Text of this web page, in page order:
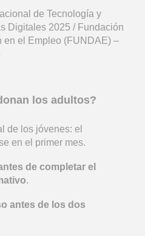
de Tecnología y
Digitales 2025 / Fundación
en el Empleo (FUNDAE) –
los adultos?
de los jóvenes: el
en el primer mes.
de completar el
.
antes de los dos